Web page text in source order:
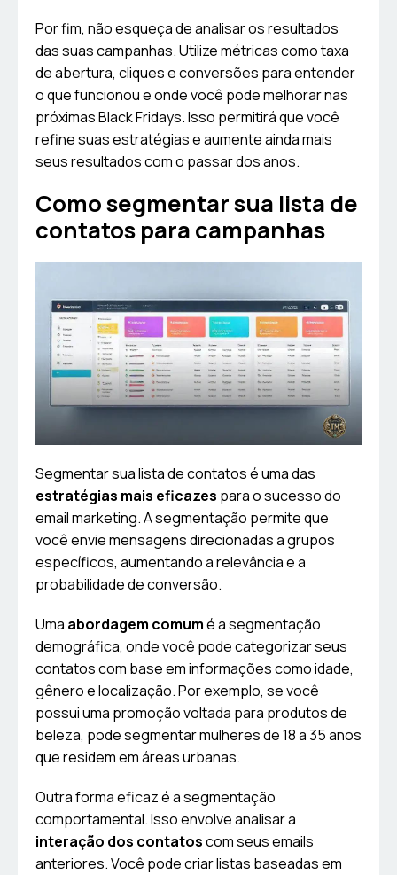
Por fim, não esqueça de analisar os resultados
das suas campanhas. Utilize métricas como taxa
de abertura, cliques e conversões para entender
o que funcionou e onde você pode melhorar nas
próximas Black Fridays. Isso permitirá que você
refine suas estratégias e aumente ainda mais
seus resultados com o passar dos anos.
Como segmentar sua lista de
contatos para campanhas
Segmentar sua lista de contatos é uma das
estratégias mais eficazes para o sucesso do
email marketing. A segmentação permite que
você envie mensagens direcionadas a grupos
específicos, aumentando a relevância e a
probabilidade de conversão.
Uma abordagem comumé a segmentação
demográfica, onde você pode categorizar seus
contatos com base em informações como idade,
gênero e localização. Por exemplo, se você
possui uma promoção voltada para produtos de
beleza, pode segmentar mulheres de 18 a 35 anos
que residem em áreas urbanas.
Outra forma eficaz é a segmentação
comportamental. Isso envolve analisar a
interação dos contatoscom seus emails
anteriores. Você pode criar listas baseadas em